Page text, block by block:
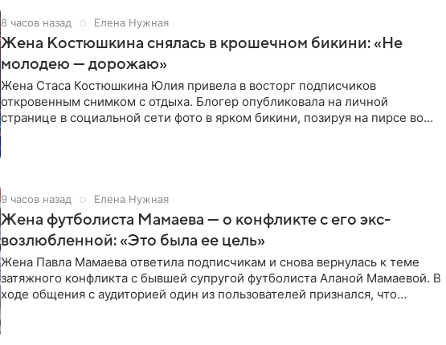
8 часов назад Елена Нужная
Жена Костюшкина снялась в крошечном бикини: «Не
молодею — дорожаю»
Жена Стаса Костюшкина Юлия привела в восторг подписчиков
откровенным снимком с отдыха. Блогер опубликовала на личной
странице в социальной сети фото в ярком бикини, позируя на пирсе во
9 часов назад Елена Нужная
Жена футболиста Мамаева — о конфликте с его экс-
возлюбленной: «Это была ее цель»
Жена Павла Мамаева ответила подписчикам и снова вернулась к теме
затяжного конфликта с бывшей супругой футболиста Аланой Мамаевой. В
ходе общения с аудиторией один из пользователей признался, что